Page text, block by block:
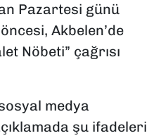
Pazartesi günü
Akbelen’de
Nöbeti” çağrısı
medya
şu ifadeleri